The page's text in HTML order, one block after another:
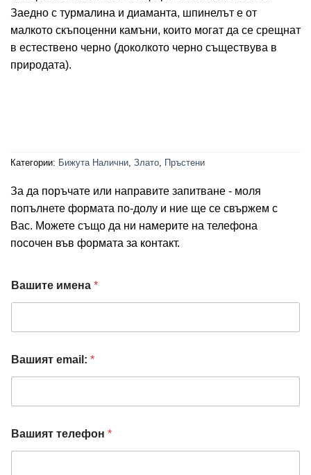
Заедно с турмалина и диаманта, шпинелът е от
малкото скъпоценни камъни, които могат да се срещнат
в естествено черно (доколкото черно съществува в
природата).
Категории: Бижута Налични Злато Пръстени
За да поръчате или направите запитване - моля
попълнете формата по-долу и ние ще се свържем с
Вас. Можете също да ни намерите на телефона
посочен във формата за контакт.
Вашите имена *
Вашият email: *
Вашият телефон *